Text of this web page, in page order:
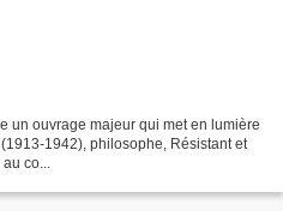
un ouvrage majeur qui met en lumière
1942), philosophe, Résistant et
co...